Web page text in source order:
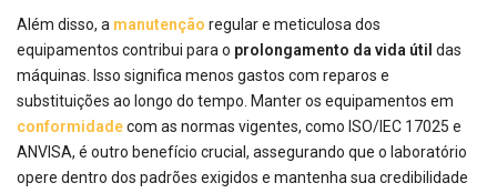
Além disso, a manutenção regular e meticulosa dos
equipamentos contribui para o prolongamento da vida útil das
máquinas. Isso significa menos gastos com reparos e
substituições ao longo do tempo. Manter os equipamentos em
conformidadecom as normas vigentes, como ISO/IEC 17025 e
ANVISA, é outro benefício crucial, assegurando que o laboratório
opere dentro dos padrões exigidos e mantenha sua credibilidade